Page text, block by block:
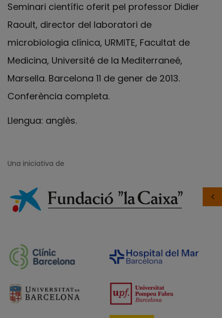
Seminari científic oferit pel professor Didier
Raoult, director del laboratori de
microbiologia clínica, URMITE, Facultat de
Medicina, Université de la Mediterraneé,
Marsella. Barcelona 11 de gener de 2013.
Conferència completa.
Llengua: anglès.
Una iniciativa de